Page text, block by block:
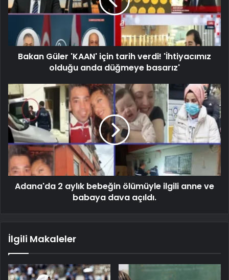
Bakan Güler 'KAAN' için tarih verdi! 'İhtiyacımız
olduğu anda düğmeye basarız'
Adana'da 2 aylık bebeğin ölümüyle ilgili anne ve
babaya dava açıldı.
İlgili Makaleler